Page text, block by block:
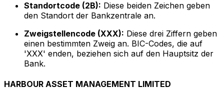
Standortcode (2B): Diese beiden Zeichen geben
den Standort der Bankzentrale an.
Zweigstellencode (XXX): Diese drei Ziffern geben
einen bestimmten Zweig an. BIC-Codes, die auf
'XXX' enden, beziehen sich auf den Hauptsitz der
Bank.
HARBOUR ASSET MANAGEMENT LIMITED